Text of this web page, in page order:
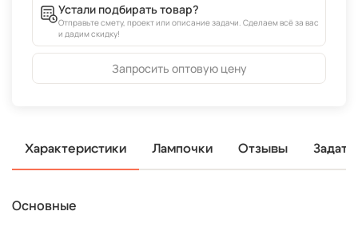
Устали подбирать товар?
Отправьте смету, проект или описание задачи. Сделаем всё за вас
и дадим скидку!
Запросить оптовую цену
Характеристики Лампочки Отзывы
Основные